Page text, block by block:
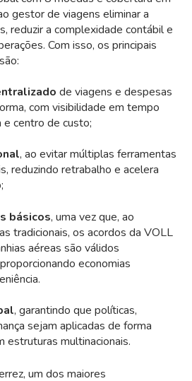
gestor de viagens eliminar a
reduzir a complexidade contábil e
Com isso, os principais
de viagens e despesas
com visibilidade em tempo
e centro de custo;
, ao evitar múltiplas ferramentas
reduzindo retrabalho e acelera
básicos, uma vez que, ao
tradicionais, os acordos da VOLL
aéreas são válidos
economias
, garantindo que políticas,
sejam aplicadas de forma
estruturas multinacionais.
um dos maiores